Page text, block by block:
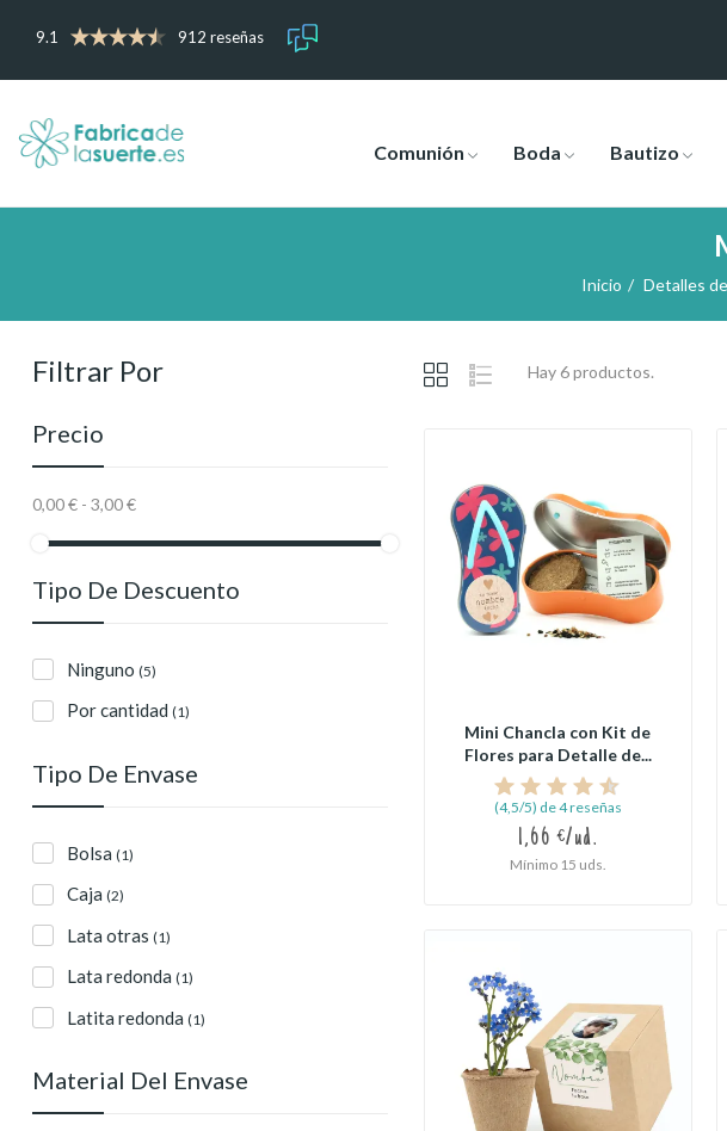
9.1 912 reseñas
Comunión Boda Bautizo
Inicio Detalles
Filtrar Por
Precio
0,00 € - 3,00 €
Tipo De Descuento
Ninguno (5)
Por cantidad (1)
Tipo De Envase
Bolsa (1)
Caja (2)
Lata otras (1)
Lata redonda (1)
Latita redonda (1)
Material Del Envase
Hay 6 productos.
Mini Chancla con Kit de
Flores para Detalle de...
(4,5/5) de 4 reseñas
1,66 €/ud.
Mínimo 15 uds.